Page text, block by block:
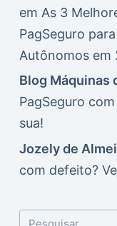
em As 3
PagSeguro
Autônomos em
Blog Máquinas
PagSeguro
sua!
Jozely de
com defeito?